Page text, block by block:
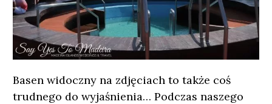
Basen widoczny na zdjęciach to także coś
trudnego do wyjaśnienia… Podczas naszego